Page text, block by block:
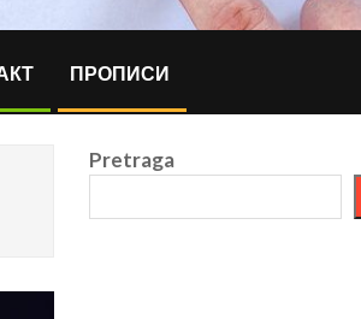
ПРОПИСИ
Pretraga